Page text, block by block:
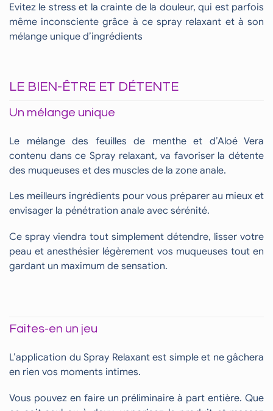
Evitez le stress et la crainte de la douleur, qui est parfois
même inconsciente grâce à ce spray relaxant et à son
mélange unique d’ingrédients
LE BIEN-ÊTRE ET DÉTENTE
Un mélange unique
Le mélange des feuilles de menthe et d’Aloé Vera
contenu dans ce Spray relaxant, va favoriser la détente
des muqueuses et des muscles de la zone anale.
Les meilleurs ingrédients pour vous préparer au mieux et
envisager la pénétration anale avec sérénité.
Ce spray viendra tout simplement détendre, lisser votre
peau et anesthésier légèrement vos muqueuses tout en
gardant un maximum de sensation.
Faites-en un jeu
L’application du Spray Relaxant est simple et ne gâchera
en rien vos moments intimes.
Vous pouvez en faire un préliminaire à part entière. Que